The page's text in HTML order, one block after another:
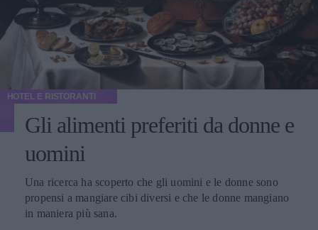
HOTEL E RISTORANTI
Gli alimenti preferiti da donne e
uomini
Una ricerca ha scoperto che gli uomini e le donne sono
propensi a mangiare cibi diversi e che le donne mangiano
in maniera più sana.